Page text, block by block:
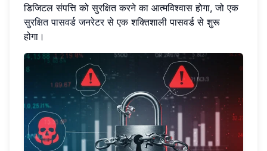
डिजिटल संपत्ति को सुरक्षित करने का आत्मविश्वास होगा, जो एक
सुरक्षित पासवर्ड जनरेटरसे एक शक्तिशाली पासवर्ड से शुरू
होगा।